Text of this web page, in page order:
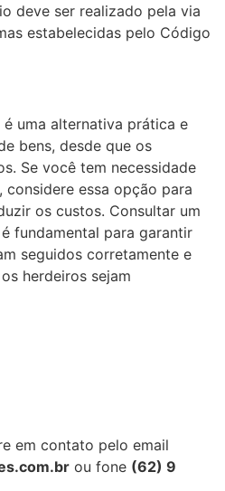
deve ser realizado pela via
estabelecidas pelo Código
uma alternativa prática e
bens, desde que os
Se você tem necessidade
essa opção para
os custos. Consultar um
fundamental para garantir
seguidos corretamente e
herdeiros sejam
em contato pelo email
ou fone (62) 9